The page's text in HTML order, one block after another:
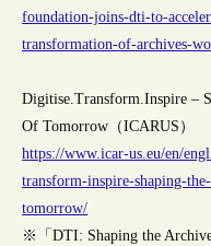
foundation-joins-dti-to-
transformation-of-archives-
Digitise.Transform.Inspire –
Of Tomorrow（ICARUS）
https://www.icar-us.eu/en/
transform-inspire-shaping-
tomorrow/
※「DTI: Shaping the